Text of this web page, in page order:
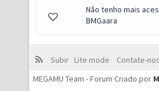
Não tenho mais
BMGaara
Subir Lite mode
Contate-nos
MEGAMU Team - Forum Criado por